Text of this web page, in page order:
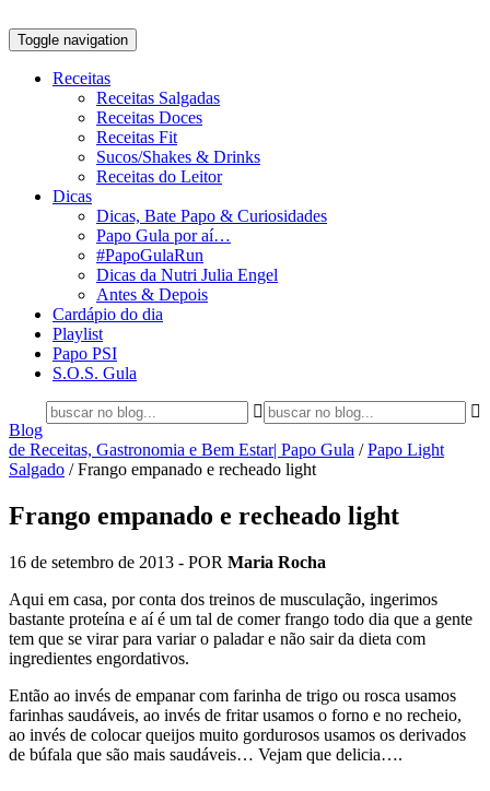
Toggle navigation
Receitas
Receitas Salgadas
Receitas Doces
Receitas Fit
Sucos/Shakes & Drinks
Receitas do Leitor
Dicas
Dicas, Bate Papo & Curiosidades
Papo Gula por aí…
#PapoGulaRun
Dicas da Nutri Julia Engel
Antes & Depois
Cardápio do dia
Playlist
Papo PSI
S.O.S. Gula
Blog
de Receitas, Gastronomia e Bem Estar| Papo Gula /Papo Light
Salgado /Frango empanado e recheado light
Frango empanado e recheado light
16 de setembro de 2013 - POR Maria Rocha
Aqui em casa, por conta dos treinos de musculação, ingerimos
bastante proteína e aí é um tal de comer frango todo dia que a gente
tem que se virar para variar o paladar e não sair da dieta com
ingredientes engordativos.
Então ao invés de empanar com farinha de trigo ou rosca usamos
farinhas saudáveis, ao invés de fritar usamos o forno e no recheio,
ao invés de colocar queijos muito gordurosos usamos os derivados
de búfala que são mais saudáveis… Vejam que delicia….